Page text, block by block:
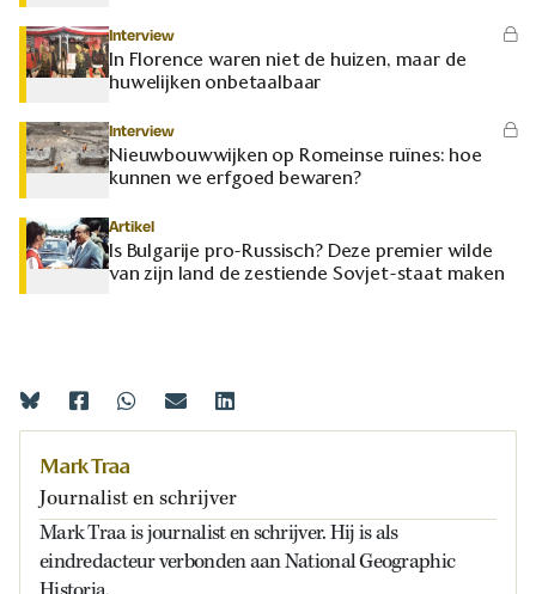
Interview
In Florence waren niet de huizen, maar de
huwelijken onbetaalbaar
Interview
Nieuwbouwwijken op Romeinse ruïnes: hoe
kunnen we erfgoed bewaren?
Artikel
Is Bulgarije pro-Russisch? Deze premier wilde
van zijn land de zestiende Sovjet-staat maken
Mark Traa
Journalist en schrijver
Mark Traa is journalist en schrijver. Hij is als
eindredacteur verbonden aan National Geographic